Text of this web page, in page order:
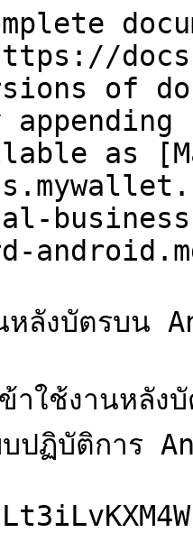
of
as
หลังบัตรบน
ข้าใช้งานห
ปฏิบัติการ